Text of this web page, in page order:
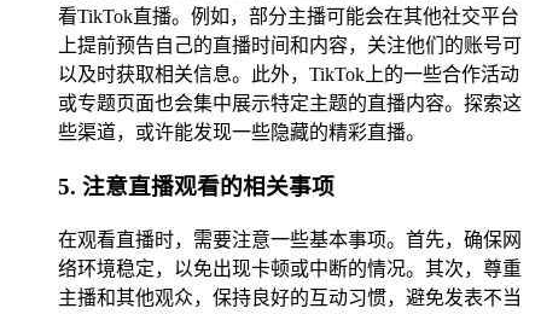
看TikTok直播。例如，部分主播可能会在其他社交平台
上提前预告自己的直播时间和内容，关注他们的账号可
以及时获取相关信息。此外，TikTok上的一些合作活动
或专题页面也会集中展示特定主题的直播内容。探索这
些渠道，或许能发现一些隐藏的精彩直播。
5. 注意直播观看的相关事项
在观看直播时，需要注意一些基本事项。首先，确保网
络环境稳定，以免出现卡顿或中断的情况。其次，尊重
主播和其他观众，保持良好的互动习惯，避免发表不当